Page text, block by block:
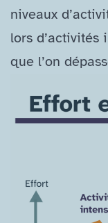
niveaux
lors d’activités
que l’on